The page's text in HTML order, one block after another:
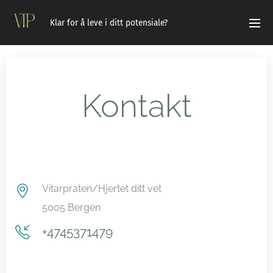
Klar for å leve i ditt potensiale?
Kontakt
Vitarpraten/Hjertet ditt vet
5005 Bergen
+4745371479